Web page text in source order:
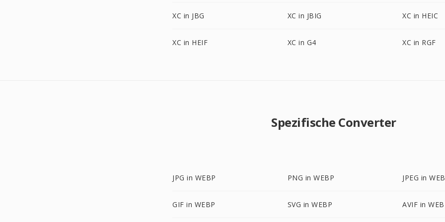
XC in JBG XC in JBIG XC in HEIC
XC in HEIF XC in G4 XC in RGF
Spezifische Converter
JPG in WEBP PNG in WEBP JPEG in
GIF in WEBP SVG in WEBP AVIF in